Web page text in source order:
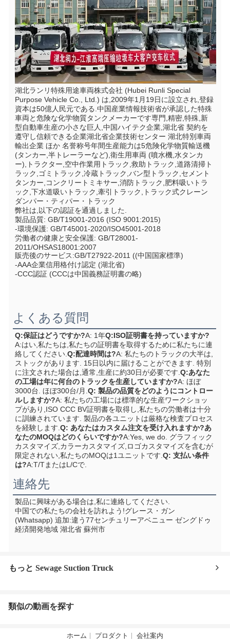
湖北ランリ特殊用途車両株式会社 (Hubei Runli Special
Purpose Vehicle Co., Ltd.) は,2009年1月19日に設立され,登録
資本は50億人民元である.中国産業情報技術省が承認した特殊
車両と危険な化学物質タンクメーカーです専門,精密,特殊,新
型自動車生産の小さな巨人,中国ハイテク企業,湖北省 契約を
遵守し信頼できる企業湖北省企業技術センター 湖北特別車両
輸出企業 ほか 名誉称号年間生産能力は5危険化学物質輸送機
(タンカー,半トレーラーなど),衛生用車両 (噴水機,水タンカ
ー),トラクター,空中作業用トラック,救助トラック,道路清掃ト
ラック,ゴミトラック,冷蔵トラック,バン型トラック,セメント
タンカー,コンクリートミキサー,消防トラック,肥料吸いトラ
ック,下水道吸いトラック,牽引トラック,トラック式クレーン
ダンパー・ティパー・トラック
弊社は,以下の認証を通過しました.
製品品質: GB/T19001-2016 (ISO 9001:2015)
-環境保護: GB/T45001-2020/ISO45001-2018
労働者の健康と安全保護: GB/T28001-
2011/OHSAS18001:2007
販売後のサービス:GB/T27922-2011 ((中国国家標準)
-AAA企業信用格付け認定 (湖北省)
-CCC認証 (CCCは中国義務証明書の略)
よくある質問
Q:保証はどうですか?A: 1年Q:ISO証明書を持っていますか?
A:はい,私たちは,私たちの証明書を取得するために私たちに連
絡してください. Q:配達時間は?A: 私たちのトラックの大半は,
ストックがあります. 15日以内に届けることができます. 特別
に注文された場合は,通常,生産に約30日が必要です. Q:あなた
の工場は年に何台のトラックを生産していますか?A: ほぼ
3000台. ほぼ300台/月. Q: 製品の品質をどのようにコントロー
ルしますか?A: 私たちの工場には標準的な生産ワークショッ
プがあり,ISO CCC BV証明書を取得し,私たちの労働者は十分
に訓練されています. 製品の各ユニットは厳格な検査プロセス
を経験します. Q: あなたはカスタム注文を受け入れますか?あ
なたのMOQはどのくらいですか?A:Yes, we do. グラフィック
カスタマイズ,カラーカスタマイズ,ロゴカスタマイズを含むが
限定されない,私たちのMOQは1ユニットです. Q: 支払い条件
は?A:T/TまたはL/Cで.
連絡先
製品に興味がある場合は,私に連絡してください.
中国での私たちの会社を訪れよう!グレース・ガン
(Whatsapp) 追加:違う77センチュリーアベニュー ゼングドゥ
経済開発地域 湖北省 蘇州市
もっと Sewage Suction Truck
類似の動画を探す
ホーム プロダクト 会社案内